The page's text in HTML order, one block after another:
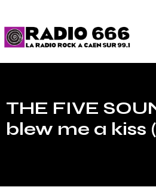
THE FIVE
blew me a kiss